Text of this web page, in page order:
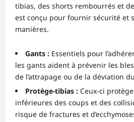
tibias, des shorts rembourrés et
est conçu pour fournir sécurité et
manières.
Gants : Essentiels pour
les gants aident à prévenir les
de l’attrapage ou de la déviation
Protège-tibias : Ceux-ci
inférieures des coups et des
risque de fractures et